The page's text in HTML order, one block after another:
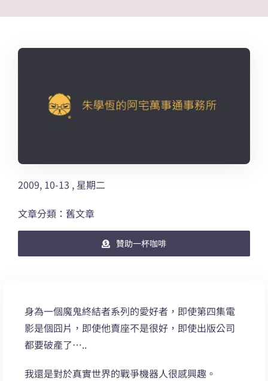
2009, 10-13 , 星期二
文章分類：舊文章
贊助一杯咖啡
身為一個魔鬼終結者系列的愛好者，即使第四集電
影是個囧片，即使他賣座不是很好，即使出版公司
都要破產了…..
我還是對於真實世界的戰爭機器人很感興趣。